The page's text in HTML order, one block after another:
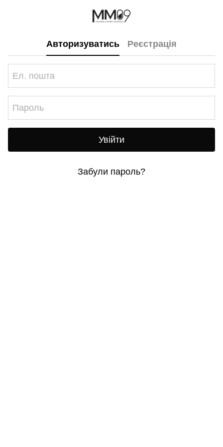
Авторизуватись Реєстрація
Увійти
Забули пароль?